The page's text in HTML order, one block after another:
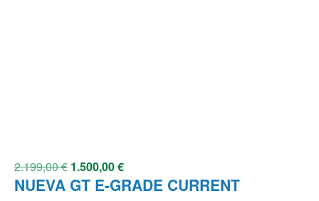
2.199,00€ 1.500,00€
NUEVA GT E-GRADE CURRENT